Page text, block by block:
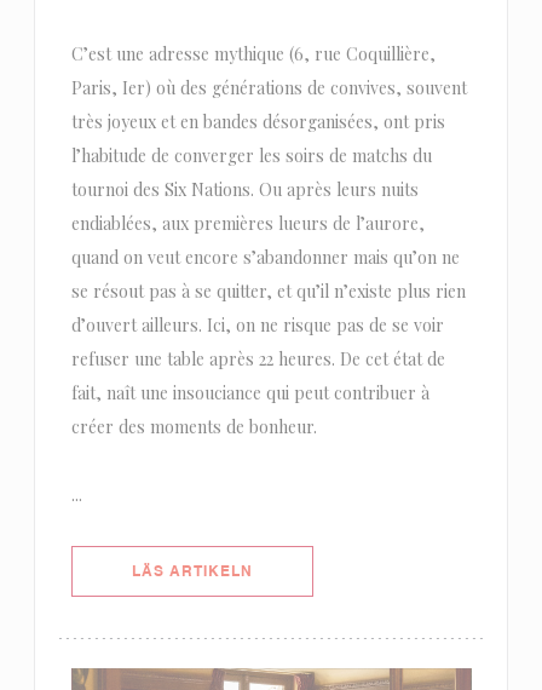
C’est une adresse mythique (6, rue Coquillière,
Paris, Ier) où des générations de convives, souvent
très joyeux et en bandes désorganisées, ont pris
l’habitude de converger les soirs de matchs du
tournoi des Six Nations. Ou après leurs nuits
endiablées, aux premières lueurs de l’aurore,
quand on veut encore s’abandonner mais qu’on ne
se résout pas à se quitter, et qu’il n’existe plus rien
d’ouvert ailleurs. Ici, on ne risque pas de se voir
refuser une table après 22 heures. De cet état de
fait, naît une insouciance qui peut contribuer à
créer des moments de bonheur.
...
LÄS ARTIKELN